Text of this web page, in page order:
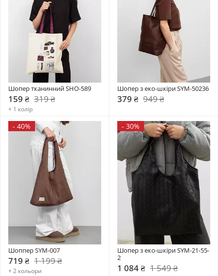
Шопер тканинний SHO-589
159 ₴ 319 ₴
+ 1 колір
Шопер з еко-шкіри SYM-50236
379 ₴ 949 ₴
- 40%
Шоппер SYM-007
719 ₴ 1 199 ₴
+ 2 кольори
- 30%
Шопер з еко-шкіри SYM-21-55-
2
1 084 ₴ 1 549 ₴